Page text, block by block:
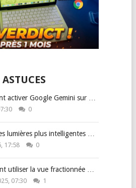
activer Google Gemini sur …
0
lumières plus intelligentes …
17:58 0
utiliser la vue fractionnée …
07:30 1